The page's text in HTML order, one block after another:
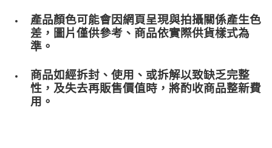
產品顏色可能會因網頁呈現與拍攝關係產生色
差，圖片僅供參考、商品依實際供貨樣式為
準。
商品如經拆封、使用、或拆解以致缺乏完整
性，及失去再販售價值時，將酌收商品整﻿新費
用。